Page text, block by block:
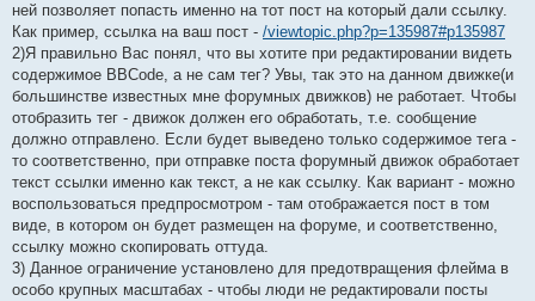
ней позволяет попасть именно на тот пост на который дали ссылку.
Как пример, ссылка на ваш пост - /viewtopic.php?p=135987#p135987
2)Я правильно Вас понял, что вы хотите при редактировании видеть
содержимое BBCode, а не сам тег? Увы, так это на данном движке(и
большинстве известных мне форумных движков) не работает. Чтобы
отобразить тег - движок должен его обработать, т.е. сообщение
должно отправлено. Если будет выведено только содержимое тега -
то соответственно, при отправке поста форумный движок обработает
текст ссылки именно как текст, а не как ссылку. Как вариант - можно
воспользоваться предпросмотром - там отображается пост в том
виде, в котором он будет размещен на форуме, и соответственно,
ссылку можно скопировать оттуда.
3) Данное ограничение установлено для предотвращения флейма в
особо крупных масштабах - чтобы люди не редактировали посты